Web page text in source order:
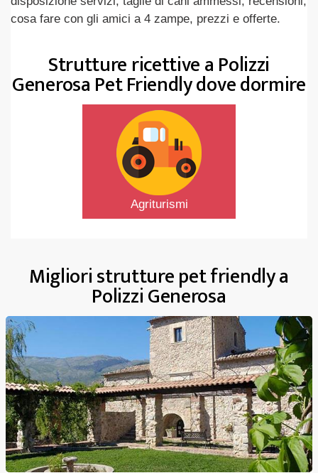
cosa fare con gli amici a 4 zampe, prezzi e offerte.
Strutture ricettive a Polizzi
Generosa Pet Friendly dove dormire
Agriturismi
Migliori strutture pet friendly a
Polizzi Generosa